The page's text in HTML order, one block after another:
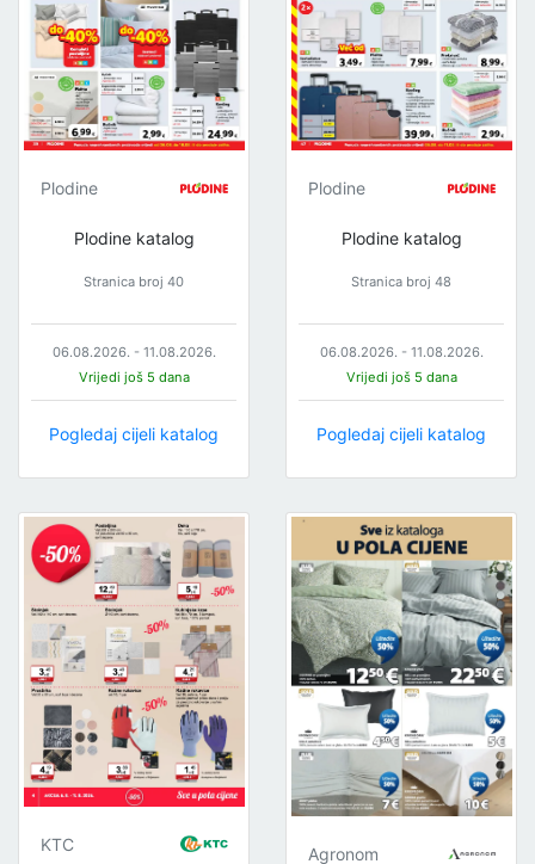
Plodine
Plodine katalog
Stranica broj 40
06.08.2026. - 11.08.2026.
Vrijedi još 5 dana
Pogledaj cijeli katalog
Plodine
Plodine katalog
Stranica broj 48
06.08.2026. - 11.08.2026.
Vrijedi još 5 dana
Pogledaj cijeli katalog
KTC
Agronom